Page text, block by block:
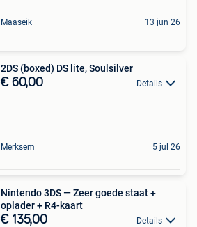
Maaseik 13 jun 26
2DS (boxed) DS lite, Soulsilver
€ 60,00 Details
Merksem 5 jul 26
Nintendo 3DS — Zeer goede staat +
oplader + R4-kaart
€ 135,00 Details